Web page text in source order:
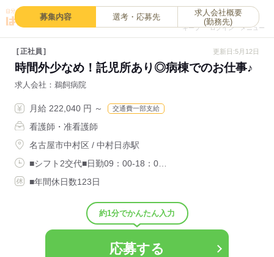
キープ
0
ログイン メニュー
募集内容 選考・応募先
求人会社概要
(勤務先)
正社員 更新日:5月12日
時間外少なめ！託児所あり◎病棟でのお仕事♪
求人会社 鵜飼病院
月給 222,040 円 ～ 交通費一部支給
看護師・准看護師
名古屋市中村区 / 中村日赤駅
■シフト2交代■日勤09：00-18：0…
■年間休日数123日
約1分でかんたん入力
応募する